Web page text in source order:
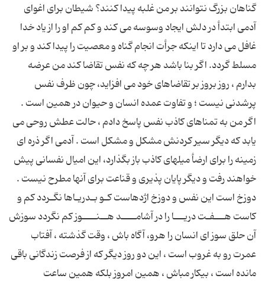
گناهان بزرگ نتوانند بر من غلبه پیدا کنند؟ شیطان براى اغواى
آدمى ابتدأ در دلش ایجاد وسوسه مى کند و کم کم او را از یاد خدا
غافل مى دارد تا اینکه جرأت انجام گناه و معصیت را پیدا کند و بر او
مسلط گردد. اگر بنا باشد هر چه که نفس تقاضا کند من عرضه
بدارم ، روز بروز بر تقاضاهاى خود مى افزاید، چون ظرف نفس
پرشدنى نیست ؛ و تفاوت عمده انسان و حیوان در همین است .
اگر من به تمناهاى کاذب نفس پاسخ دادم ، حالت عطش روحى مى
یابد که دیگر سیر کردنش مشکل و مشکل است . آدمى اگر ذره اى
زمینه را براى ارضأ میلهاى کاذب باز بگذارد، این امیال نفسانى پیش
خواهند رفت و دیگر پایان پذیرى و قناعت براى آنها مطرح نیست .
دوزخ است این نفس و دوزخ اژدهاست کـو بـدریـاها نگـردد کم و
کاست هـــفـت دریـــا را در آشامــــد هــنــــوز کم نگردد سوزش
آن حلق سوز اى انسان را هرو، آگاه باش ، وقت گذشته ، آفتاب
عمرت رو به غروب است ، این دو روز دیگر که از فرصت زندگانى باقى
مانده است ، بیکار مباش ، همین امروز بلکه همین ساعت